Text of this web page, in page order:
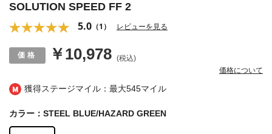
獲得ステージマイル：最大545マイル
SOLUTION SPEED FF 2
5.0 （1） レビューを見る
￥10,978 (税込)
価格について
カラー：STEEL BLUE/HAZARD GREEN